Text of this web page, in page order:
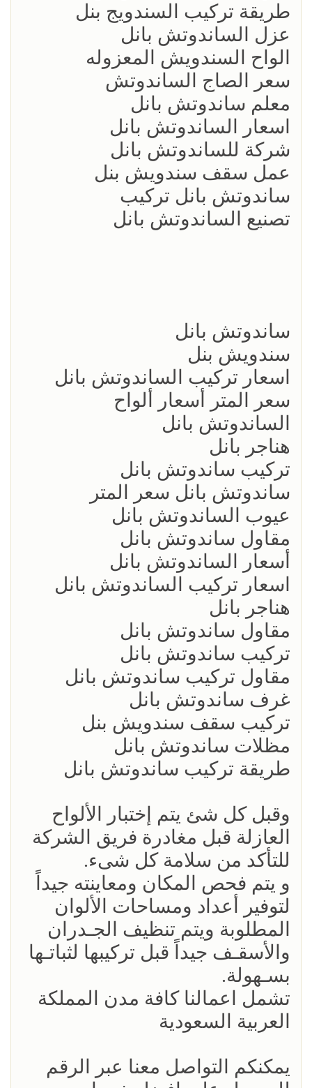
طريقة تركيب السندويج بنل
عزل الساندوتش بانل
الواح السندويش المعزوله
سعر الصاج الساندوتش
معلم ساندوتش بانل
اسعار الساندوتش بانل
شركة للساندوتش بانل
عمل سقف سندويش بنل
ساندوتش بانل تركيب
تصنيع الساندوتش بانل
ساندوتش بانل
سندويش بنل
اسعار تركيب الساندوتش بانل
سعر المتر أسعار ألواح
الساندوتش بانل
هناجر بانل
تركيب ساندوتش بانل
ساندوتش بانل سعر المتر
عيوب الساندوتش بانل
مقاول ساندوتش بانل
أسعار الساندوتش بانل
اسعار تركيب الساندوتش بانل
هناجر بانل
مقاول ساندوتش بانل
تركيب ساندوتش بانل
مقاول تركيب ساندوتش بانل
غرف ساندوتش بانل
تركيب سقف سندويش بنل
مظلات ساندوتش بانل
طريقة تركيب ساندوتش بانل
وقبل كل شئ يتم إختبار الألواح
العازلة قبل مغادرة فريق الشركة
للتأكد من سلامة كل شىء.
و يتم فحص المكان ومعاينته جيداً
لتوفير أعداد ومساحات الألوان
المطلوبة ويتم تنظيف الجـدران
والأسقـف جيداً قبل تركيبها لثباتـها
بسـهولة.
تشمل اعمالنا كافة مدن المملكة
العربية السعودية
يمكنكم التواصل معنا عبر الرقم